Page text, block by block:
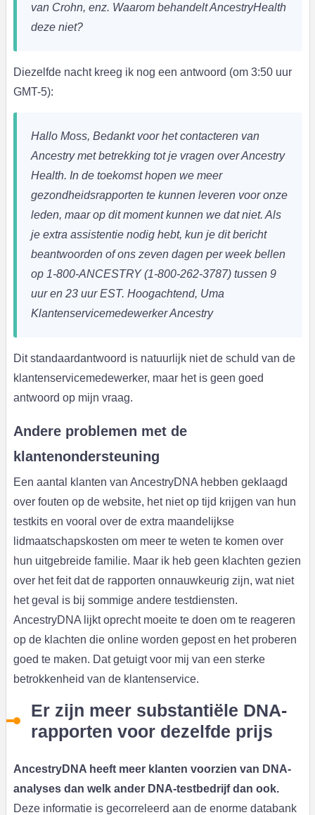
van Crohn, enz. Waarom behandelt AncestryHealth
deze niet?
Diezelfde nacht kreeg ik nog een antwoord (om 3:50 uur
GMT-5):
Hallo Moss, Bedankt voor het contacteren van
Ancestry met betrekking tot je vragen over Ancestry
Health. In de toekomst hopen we meer
gezondheidsrapporten te kunnen leveren voor onze
leden, maar op dit moment kunnen we dat niet. Als
je extra assistentie nodig hebt, kun je dit bericht
beantwoorden of ons zeven dagen per week bellen
op 1-800-ANCESTRY (1-800-262-3787) tussen 9
uur en 23 uur EST. Hoogachtend, Uma
Klantenservicemedewerker Ancestry
Dit standaardantwoord is natuurlijk niet de schuld van de
klantenservicemedewerker, maar het is geen goed
antwoord op mijn vraag.
Andere problemen met de
klantenondersteuning
Een aantal klanten van AncestryDNA hebben geklaagd
over fouten op de website, het niet op tijd krijgen van hun
testkits en vooral over de extra maandelijkse
lidmaatschapskosten om meer te weten te komen over
hun uitgebreide familie. Maar ik heb geen klachten gezien
over het feit dat de rapporten onnauwkeurig zijn, wat niet
het geval is bij sommige andere testdiensten.
AncestryDNA lijkt oprecht moeite te doen om te reageren
op de klachten die online worden gepost en het proberen
goed te maken. Dat getuigt voor mij van een sterke
betrokkenheid van de klantenservice.
Er zijn meer substantiële DNA-
rapporten voor dezelfde prijs
AncestryDNA heeft meer klanten voorzien van DNA-
analyses dan welk ander DNA-testbedrijf dan ook.
Deze informatie is gecorreleerd aan de enorme databank